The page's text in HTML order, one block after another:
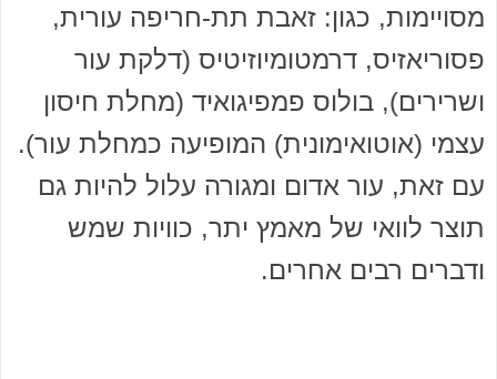
מסויימות, כגון: זאבת תת-חריפה עורית,
פסוריאזיס, דרמטומיוזיטיס (דלקת עור
ושרירים), בולוס פמפיגואיד (מחלת חיסון
עצמי (אוטואימונית) המופיעה כמחלת עור).
עם זאת, עור אדום ומגורה עלול להיות גם
תוצר לוואי של מאמץ יתר, כוויות שמש
ודברים רבים אחרים.